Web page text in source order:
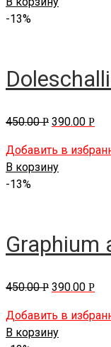
-13%
450.00Р 390.00 Р
Добавить в
В корзину
-13%
Graphium
450.00Р 390.00 Р
Добавить в
В корзину